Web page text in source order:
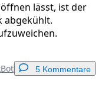
lässt, ist der
abgekühlt.
5 Kommentare